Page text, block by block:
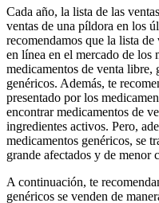
Cada año, la lista de las
ventas de una píldora en los
recomendamos que la lista
en línea en el mercado de los
medicamentos de venta libre,
genéricos. Además, te
presentado por los
encontrar medicamentos de
ingredientes activos. Pero,
medicamentos genéricos, se
grande afectados y de menor
A continuación, te
genéricos se venden de